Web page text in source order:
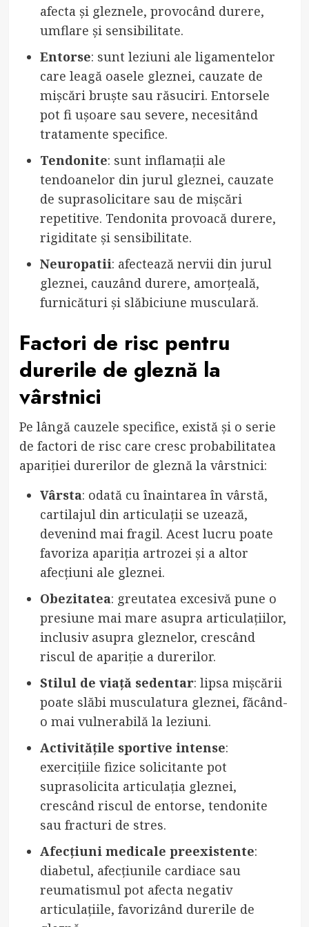
afecta și gleznele, provocând durere,
umflare și sensibilitate.
Entorse: sunt leziuni ale ligamentelor
care leagă oasele gleznei, cauzate de
mișcări bruște sau răsuciri. Entorsele
pot fi ușoare sau severe, necesitând
tratamente specifice.
Tendonite: sunt inflamații ale
tendoanelor din jurul gleznei, cauzate
de suprasolicitare sau de mișcări
repetitive. Tendonita provoacă durere,
rigiditate și sensibilitate.
Neuropatii: afectează nervii din jurul
gleznei, cauzând durere, amorțeală,
furnicături și slăbiciune musculară.
Factori de risc pentru
durerile de gleznă la
vârstnici
Pe lângă cauzele specifice, există și o serie
de factori de risc care cresc probabilitatea
apariției durerilor de gleznă la vârstnici:
Vârsta: odată cu înaintarea în vârstă,
cartilajul din articulații se uzează,
devenind mai fragil. Acest lucru poate
favoriza apariția artrozei și a altor
afecțiuni ale gleznei.
Obezitatea: greutatea excesivă pune o
presiune mai mare asupra articulațiilor,
inclusiv asupra gleznelor, crescând
riscul de apariție a durerilor.
Stilul de viață sedentar: lipsa mișcării
poate slăbi musculatura gleznei, făcând-
o mai vulnerabilă la leziuni.
Activitățile sportive intense:
exercițiile fizice solicitante pot
suprasolicita articulația gleznei,
crescând riscul de entorse, tendonite
sau fracturi de stres.
Afecțiuni medicale preexistente:
diabetul, afecțiunile cardiace sau
reumatismul pot afecta negativ
articulațiile, favorizând durerile de